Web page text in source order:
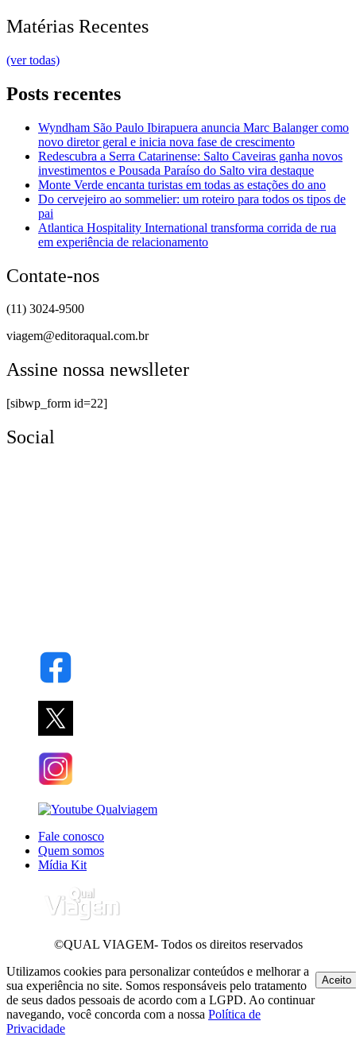
Matérias Recentes
(ver todas)
Posts recentes
Wyndham São Paulo Ibirapuera anuncia Marc Balanger como
novo diretor geral e inicia nova fase de crescimento
Redescubra a Serra Catarinense: Salto Caveiras ganha novos
investimentos e Pousada Paraíso do Salto vira destaque
Monte Verde encanta turistas em todas as estações do ano
Do cervejeiro ao sommelier: um roteiro para todos os tipos de
pai
Atlantica Hospitality International transforma corrida de rua
em experiência de relacionamento
Contate-nos
(11) 3024-9500
viagem@editoraqual.com.br
Assine nossa newslleter
[sibwp_form id=22]
Social
Fale conosco
Quem somos
Mídia Kit
©QUAL VIAGEM- Todos os direitos reservados
Utilizamos cookies para personalizar conteúdos e melhorar a
sua experiência no site. Somos responsáveis pelo tratamento
de seus dados pessoais de acordo com a LGPD. Ao continuar
navegando, você concorda com a nossa Política de
Privacidade
Aceito